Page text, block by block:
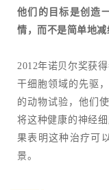
他们的目标是创造
情，而不是简单地减
2012年诺贝尔奖获
干细胞领域的先驱
的动物试验，他们
将这种健康的神经
果表明这种治疗可
景。